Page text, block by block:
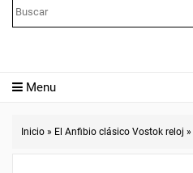
Menu
Inicio » El Anfibio clásico Vostok reloj »